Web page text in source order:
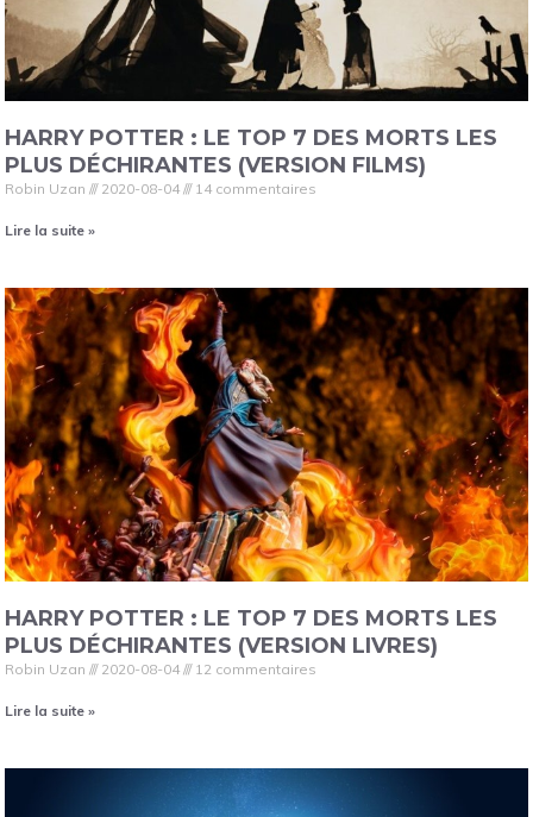
HARRY POTTER : LE TOP 7 DES MORTS LES
PLUS DÉCHIRANTES (VERSION FILMS)
Robin Uzan 2020-08-04 14 commentaires
Lire la suite »
HARRY POTTER : LE TOP 7 DES MORTS LES
PLUS DÉCHIRANTES (VERSION LIVRES)
Robin Uzan 2020-08-04 12 commentaires
Lire la suite »